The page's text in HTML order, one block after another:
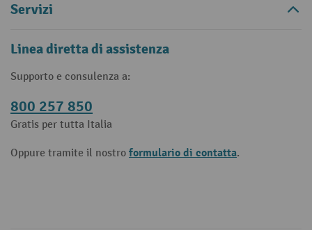
Servizi
Linea diretta di assistenza
Supporto e consulenza a:
800 257 850
Gratis per tutta Italia
Oppure tramite il nostro formulario di contatta.